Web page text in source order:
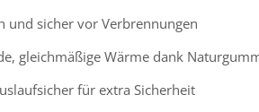
und sicher vor Verbrennungen
gleichmäßige Wärme dank
für extra Sicherheit